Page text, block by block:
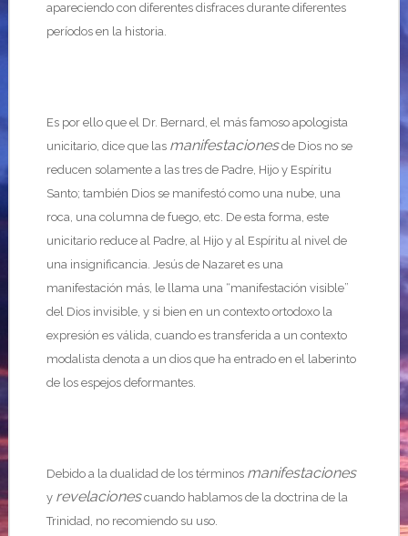
apareciendo con diferentes disfraces durante diferentes
períodos en la historia.
Es por ello que el Dr. Bernard, el más famoso apologista
unicitario, dice que las manifestacionesde Dios no se
reducen solamente a las tres de Padre, Hijo y Espíritu
Santo; también Dios se manifestó como una nube, una
roca, una columna de fuego, etc. De esta forma, este
unicitario reduce al Padre, al Hijo y al Espíritu al nivel de
una insignificancia. Jesús de Nazaret es una
manifestación más, le llama una “manifestación visible”
del Dios invisible, y si bien en un contexto ortodoxo la
expresión es válida, cuando es transferida a un contexto
modalista denota a un dios que ha entrado en el laberinto
de los espejos deformantes.
Debido a la dualidad de los términos manifestaciones
y revelacionescuando hablamos de la doctrina de la
Trinidad, no recomiendo su uso.